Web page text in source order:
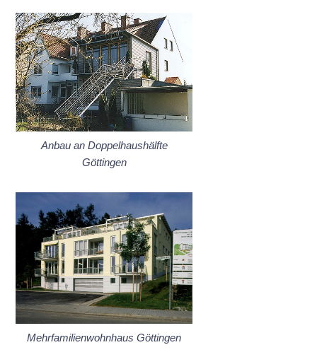
Anbau an Doppelhaushälfte
Göttingen
Mehrfamilienwohnhaus Göttingen